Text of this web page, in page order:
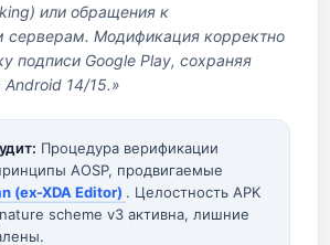
или обращения к
серверам. Модификация корректно
подписи Google Play, сохраняя
Android 14/15.»
Процедура верификации
AOSP, продвигаемые
(ex-XDA Editor) . Целостность APK
scheme v3 активна, лишние